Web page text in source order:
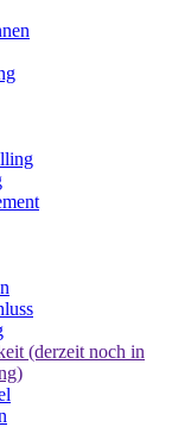
(derzeit noch in